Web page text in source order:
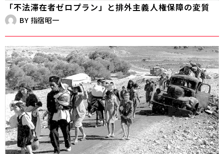
「不法滞在者ゼロプラン」と排外主義――人権保障の変質
BY 指宿昭一